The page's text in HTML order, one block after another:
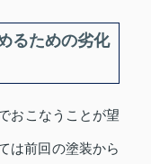
るための劣化
おこなうことが望
は前回の塗装から